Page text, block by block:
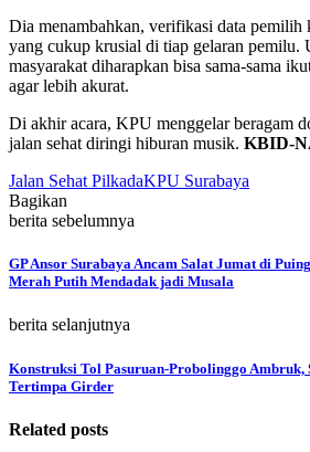
Dia menambahkan, verifikasi data pemilih
yang cukup krusial di tiap gelaran pemilu.
masyarakat diharapkan bisa sama-sama
agar lebih akurat.
Di akhir acara, KPU menggelar beragam
jalan sehat diringi hiburan musik. KBID-
Jalan Sehat PilkadaKPU Surabaya
Bagikan
berita sebelumnya
GP Ansor Surabaya Ancam Salat Jumat di
Merah Putih Mendadak jadi Musala
berita selanjutnya
Konstruksi Tol Pasuruan-Probolinggo Ambruk,
Tertimpa Girder
Related posts